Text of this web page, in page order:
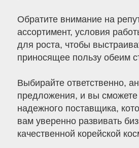
Обратите внимание на
ассортимент, условия
для роста, чтобы
приносящее пользу обеим
Выбирайте ответственно,
предложения, и вы сможете
надежного поставщика,
вам уверенно развивать
качественной корейской